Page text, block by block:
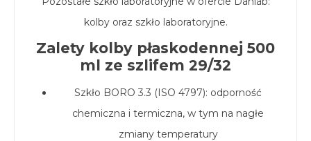
kolbyoraz szkło laboratoryjne.
Zalety kolby płaskodennej 500
ml ze szlifem 29/32
Szkło BORO 3.3 (ISO 4797): odporność
chemiczna i termiczna, w tym na nagłe
zmiany temperatury